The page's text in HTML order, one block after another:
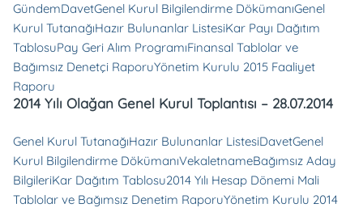
GündemDavetGenel Kurul Bilgilendirme DökümanıGenel
Kurul TutanağıHazır Bulunanlar ListesiKar Payı Dağıtım
TablosuPay Geri Alım ProgramıFinansal Tablolar ve
Bağımsız Denetçi RaporuYönetim Kurulu 2015 Faaliyet
Raporu
2014 Yılı Olağan Genel Kurul Toplantısı – 28.07.2014
Genel Kurul TutanağıHazır Bulunanlar ListesiDavetGenel
Kurul Bilgilendirme DökümanıVekaletnameBağımsız Aday
BilgileriKar Dağıtım Tablosu2014 Yılı Hesap Dönemi Mali
Tablolar ve Bağımsız Denetim RaporuYönetim Kurulu 2014